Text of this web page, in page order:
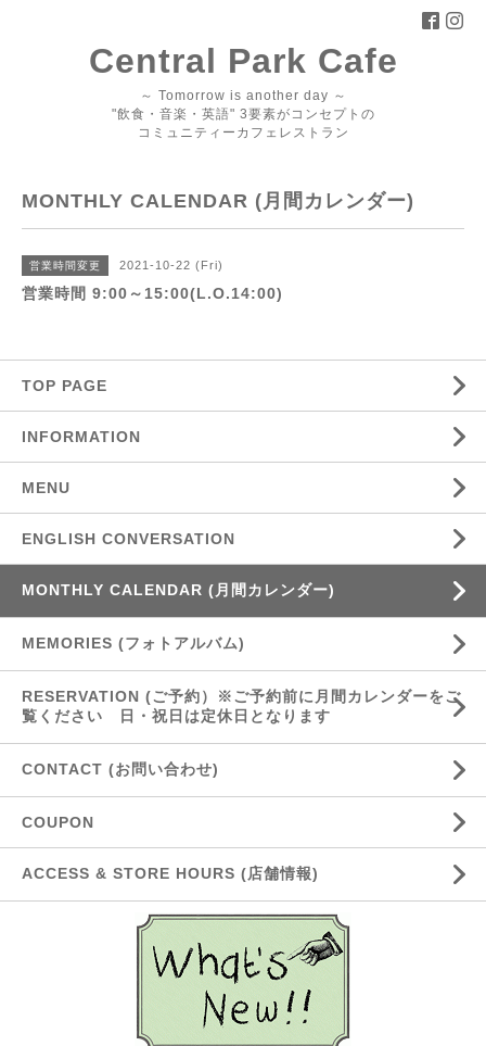
Central Park Cafe
～ Tomorrow is another day ～
"飲食・音楽・英語" 3要素がコンセプトの
コミュニティーカフェレストラン
MONTHLY CALENDAR (月間カレンダー)
営業時間変更 2021-10-22 (Fri)
営業時間 9:00～15:00(L.O.14:00)
TOP PAGE
INFORMATION
MENU
ENGLISH CONVERSATION
MONTHLY CALENDAR (月間カレンダー)
MEMORIES (フォトアルバム)
RESERVATION (ご予約）※ご予約前に月間カレンダーをご
覧ください 日・祝日は定休日となります
CONTACT (お問い合わせ)
COUPON
ACCESS & STORE HOURS (店舗情報)